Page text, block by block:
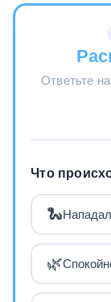
Ответьте
Что
🐍
🌿